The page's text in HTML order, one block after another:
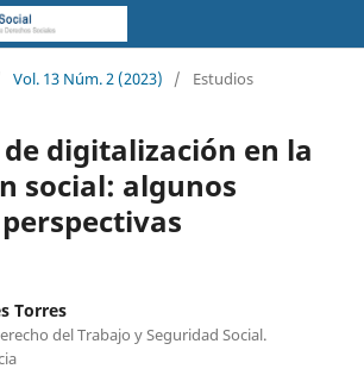
Vol. 13 Núm. 2 (2023) / Estudios
de digitalización en la
social: algunos
Torres
del Trabajo y Seguridad Social.